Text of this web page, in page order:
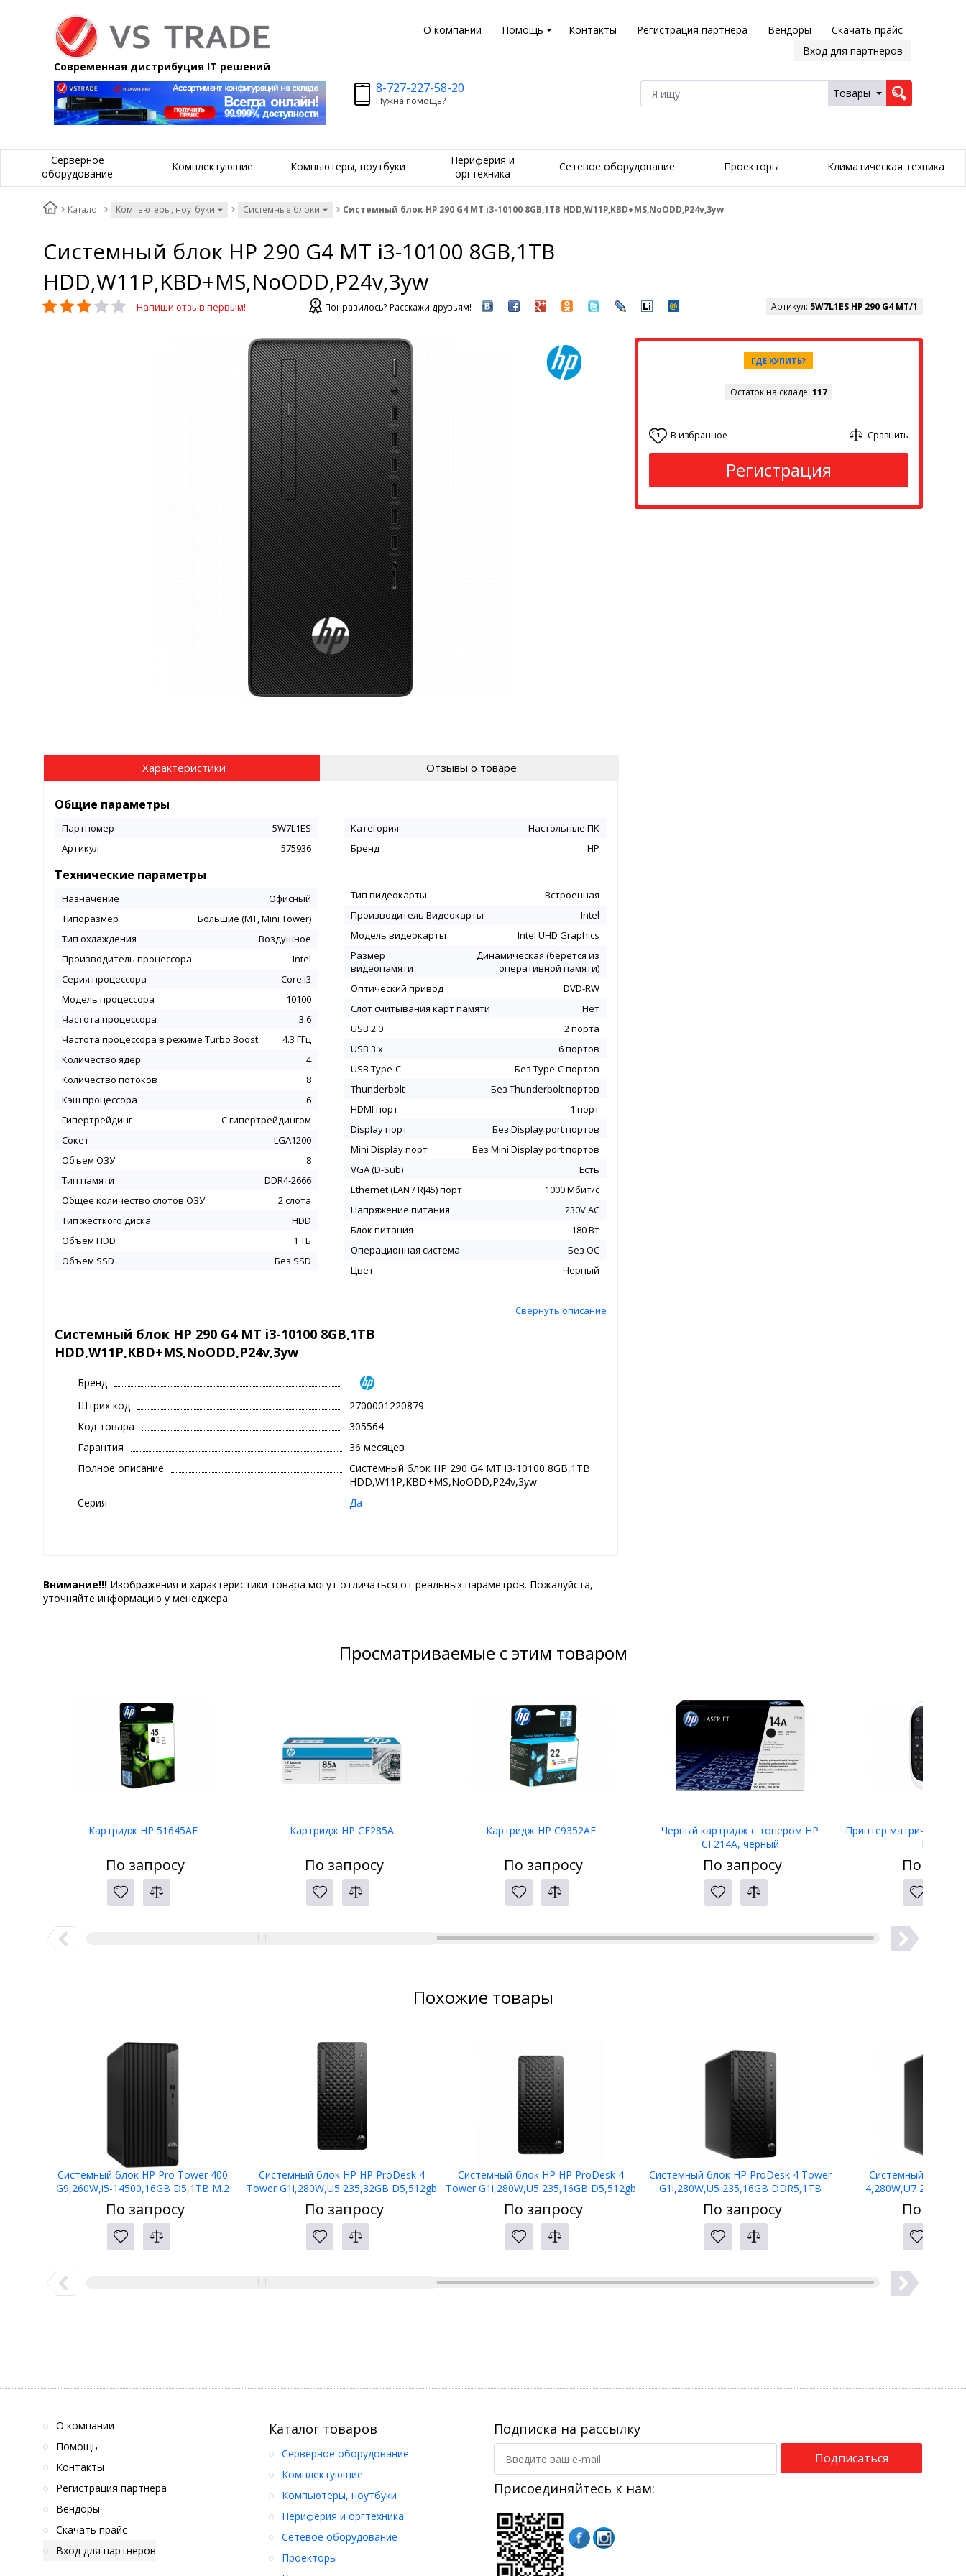
О компании Помощь Контакты Регистрация партнера Вендоры
Скачать прайс
Вход для партнеров
Современная дистрибуция IT решений
8-727-227-58-20
Нужна помощь?
Товары
Серверное
оборудование
Комплектующие Компьютеры, ноутбуки
Периферия и
оргтехника
Сетевое оборудование Проекторы Климатическая техника
Каталог Компьютеры, ноутбуки Системные блоки Системный блок HP 290 G4 MT i3-10100 8GB,1TB HDD,W11P,KBD+MS,NoODD,P24v,3yw
Системный блок HP 290 G4 MT i3-10100 8GB,1TB
HDD,W11P,KBD+MS,NoODD,P24v,3yw
Напиши отзыв первым! Понравилось? Расскажи друзьям! Артикул: 5W7L1ES HP 290 G4 MT/1
ГДЕ КУПИТЬ?
Остаток на складе: 117
1 В избранное Сравнить
Регистрация
Характеристики Отзывы о товаре
Общие параметры
Партномер
5W7L1ES
Артикул
575936
Категория
Настольные ПК
Бренд
HP
Технические параметры
Назначение
Офисный
Типоразмер
Большие (MT, Mini Tower)
Тип охлаждения
Воздушное
Производитель процессора
Intel
Серия процессора
Core i3
Модель процессора
10100
Частота процессора
3.6
Частота процессора в режиме Turbo Boost
4.3 ГГц
Количество ядер
4
Количество потоков
8
Кэш процессора
6
Гипертрейдинг
С гипертрейдингом
Сокет
LGA1200
Объем ОЗУ
8
Тип памяти
DDR4-2666
Общее количество слотов ОЗУ
2 слота
Тип жесткого диска
HDD
Объем HDD
1 ТБ
Объем SSD
Без SSD
Тип видеокарты
Встроенная
Производитель Видеокарты
Intel
Модель видеокарты
Intel UHD Graphics
Размер
видеопамяти
Динамическая (берется из
оперативной памяти)
Оптический привод
DVD-RW
Слот считывания карт памяти
Нет
USB 2.0
2 порта
USB 3.x
6 портов
USB Type-C
Без Type-C портов
Thunderbolt
Без Thunderbolt портов
HDMI порт
1 порт
Display порт
Без Display port портов
Mini Display порт
Без Mini Display port портов
VGA (D-Sub)
Есть
Ethernet (LAN / RJ45) порт
1000 Мбит/с
Напряжение питания
230V AC
Блок питания
180 Вт
Операционная система
Без ОС
Цвет
Черный
Свернуть описание
Системный блок HP 290 G4 MT i3-10100 8GB,1TB
HDD,W11P,KBD+MS,NoODD,P24v,3yw
Бренд
Штрих код
2700001220879
Код товара
305564
Гарантия
36 месяцев
Полное описание
Системный блок HP 290 G4 MT i3-10100 8GB,1TB
HDD,W11P,KBD+MS,NoODD,P24v,3yw
Серия
Да
Внимание!!! Изображения и характеристики товара могут отличаться от реальных параметров. Пожалуйста,
уточняйте информацию у менеджера.
Просматриваемые с этим товаром
Картридж HP 51645AE
По запросу
Картридж HP CE285A
По запросу
Картридж HP C9352AE
По запросу
Черный картридж с тонером HP
CF214A, черный
По запросу
Принтер матричный
LW-400
По
Похожие товары
Системный блок HP Pro Tower 400
G9,260W,i5-14500,16GB D5,1TB M.2
PCIe,NoODD,W11P,3yw,125Blk
kbd+mse
По запросу
Системный блок HP HP ProDesk 4
Tower G1i,280W,U5 235,32GB D5,512gb
M.2 PCIe,NoODD,W11P,1yw
По запросу
Системный блок HP HP ProDesk 4
Tower G1i,280W,U5 235,16GB D5,512gb
M.2 PCIe,NoODD,W11P,3yw,125Blk
kbd+mse
По запросу
Системный блок HP ProDesk 4 Tower
G1i,280W,U5 235,16GB DDR5,1TB
PCIe,NoODD,W11P,3yw,125Blk
kbd+mse
По запросу
Системный блок
4,280W,U7
По
О компании
Помощь
Контакты
Регистрация партнера
Вендоры
Скачать прайс
Вход для партнеров
Каталог товаров
Серверное оборудование
Комплектующие
Компьютеры, ноутбуки
Периферия и оргтехника
Сетевое оборудование
Проекторы
Подписка на рассылку
Подписаться
Присоединяйтесь к нам: